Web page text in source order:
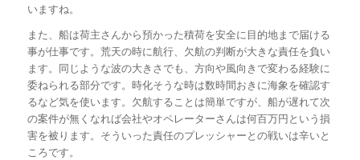
いますね。
また、船は荷主さんから預かった積荷を安全に目的地まで届ける
事が仕事です。荒天の時に航行、欠航の判断が大きな責任を負い
ます。同じような波の大きさでも、方向や風向きで変わる経験に
委ねられる部分です。時化そうな時は数時間おきに海象を確認す
るなど気を使います。欠航することは簡単ですが、船が遅れて次
の案件が無くなれば会社やオペレーターさんは何百万円という損
害を被ります。そういった責任のプレッシャーとの戦いは辛いと
ころです。